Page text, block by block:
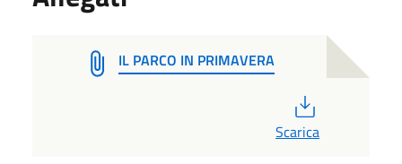
IL PARCO IN PRIMAVERA
Scarica